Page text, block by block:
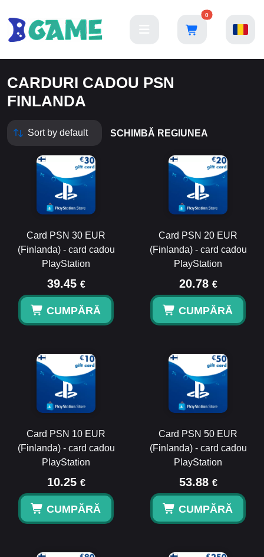
0
CARDURI CADOU PSN
FINLANDA
SCHIMBĂ REGIUNEA
Card PSN 30 EUR
(Finlanda) - card cadou
PlayStation
39.45 €
CUMPĂRĂ
Card PSN 20 EUR
(Finlanda) - card cadou
PlayStation
20.78 €
CUMPĂRĂ
Card PSN 10 EUR
(Finlanda) - card cadou
PlayStation
10.25 €
CUMPĂRĂ
Card PSN 50 EUR
(Finlanda) - card cadou
PlayStation
53.88 €
CUMPĂRĂ